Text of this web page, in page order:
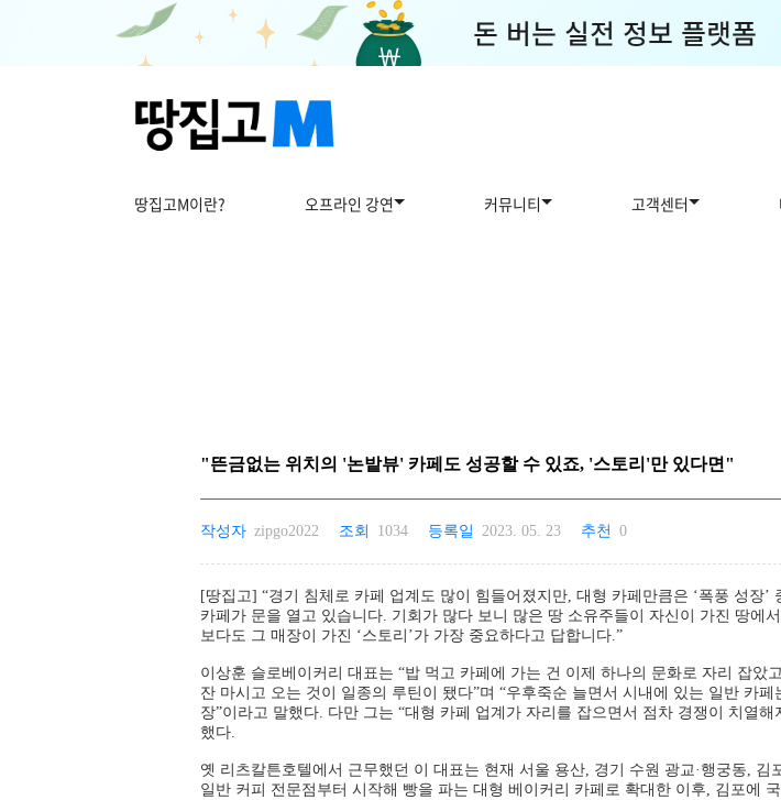
땅집고M이란? 오프라인 강연 커뮤니티 고객센터
"뜬금없는 위치의 '논밭뷰' 카페도 성공할 수 있죠, '스토리'만 있다면"
작성자 zipgo2022 조회 1034 등록일 2023. 05. 23 추천 0
[땅집고] “경기 침체로 카페 업계도 많이 힘들어졌지만, 대형 카페만큼은 ‘폭풍 성장
카페가 문을 열고 있습니다. 기회가 많다 보니 많은 땅 소유주들이 자신이 가진 땅에
보다도 그 매장이 가진 ‘스토리’가 가장 중요하다고 답합니다.”
이상훈 슬로베이커리 대표는 “밥 먹고 카페에 가는 건 이제 하나의 문화로 자리 잡
잔 마시고 오는 것이 일종의 루틴이 됐다”며 “우후죽순 늘면서 시내에 있는 일반 카
장”이라고 말했다. 다만 그는 “대형 카페 업계가 자리를 잡으면서 점차 경쟁이 치열
했다.
옛 리츠칼튼호텔에서 근무했던 이 대표는 현재 서울 용산, 경기 수원 광교·행궁동,
일반 커피 전문점부터 시작해 빵을 파는 대형 베이커리 카페로 확대한 이후, 김포에